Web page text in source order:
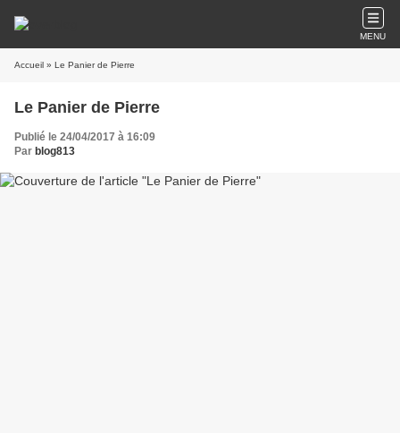
MENU
Accueil » Le Panier de Pierre
Le Panier de Pierre
Publié le 24/04/2017 à 16:09
Par blog813